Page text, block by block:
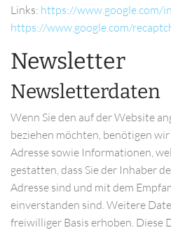
Links: https://www.google.com/
https://www.google.com/
Newsletter
Newsletterdaten
Wenn Sie den auf der Website
beziehen möchten, benötigen
Adresse sowie Informationen,
gestatten, dass Sie der Inhaber
Adresse sind und mit dem
einverstanden sind. Weitere
freiwilliger Basis erhoben. Diese